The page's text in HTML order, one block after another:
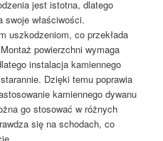
jest istotna, dlatego
właściwości.
uszkodzeniom, co przekłada
powierzchni wymaga
instalacja kamiennego
Dzięki temu poprawia
kamiennego dywanu
go stosować w różnych
się na schodach, co